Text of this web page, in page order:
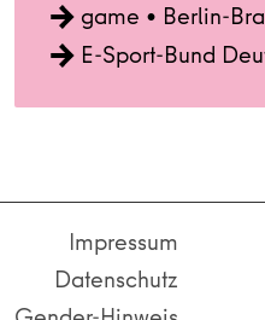
game • Berlin-
E-Sport-Bund
Impressum
Datenschutz